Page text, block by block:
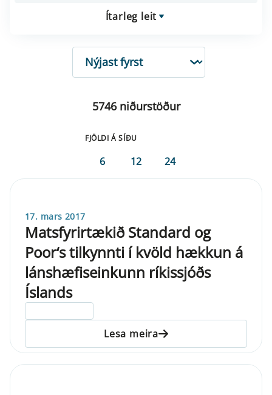
Ítarleg leit
RÖÐUN
5746 niðurstöður
FJÖLDI Á SÍÐU
6 12 24
17. mars 2017
Matsfyrirtækið Standard og
Poor‘s tilkynnti í kvöld hækkun á
lánshæfiseinkunn ríkissjóðs
Íslands
Lesa meira